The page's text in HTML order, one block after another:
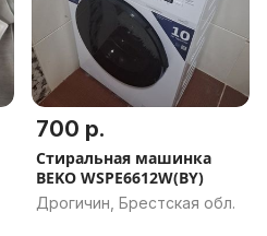
700 р.
Стиральная машинка
BEKO WSPE6612W(BY)
Дрогичин, Брестская обл.